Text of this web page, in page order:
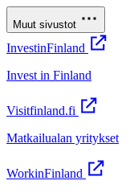
Muut sivustot
InvestinFinland
Invest in Finland
Visitfinland.fi
Matkailualan yritykset
WorkinFinland